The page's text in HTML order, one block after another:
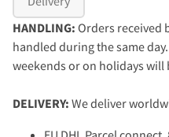
HANDLING: Orders received
handled during the same
weekends or on holidays will
DELIVERY: We deliver